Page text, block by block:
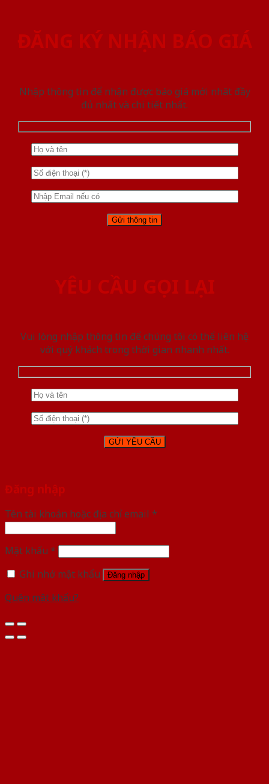
ĐĂNG KÝ NHẬN BÁO GIÁ
Nhập thông tin để nhận được báo giá mới nhât đầy
đủ nhất và chi tiết nhất.
YÊU CẦU GỌI LẠI
Vui lòng nhập thông tin để chúng tôi có thể liên hệ
với quý khách trong thời gian nhanh nhất.
Đăng nhập
Tên tài khoản hoặc địa chỉ email *
Mật khẩu *
Ghi nhớ mật khẩu
Đăng nhập
Quên mật khẩu?